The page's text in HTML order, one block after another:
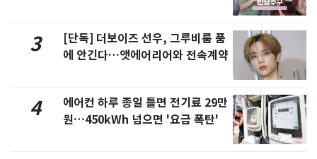
3
[단독] 더보이즈 선우, 그루비룸 품
에 안긴다…앳에어리어와 전속계약
4
에어컨 하루 종일 틀면 전기료 29만
원…450kWh 넘으면 '요금 폭탄'